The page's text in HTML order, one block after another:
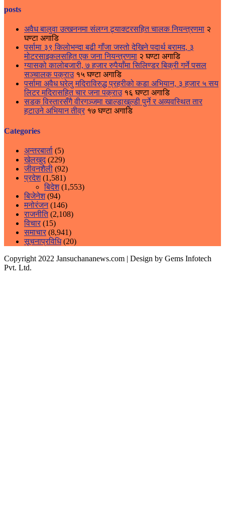
posts
अवैध बालुवा उत्खननमा संलग्न ट्र्याक्टरसहित चालक नियन्त्रणमा २
घण्टा अगाडि
पर्सामा ३९ किलोभन्दा बढी गाँजा जस्तो देखिने पदार्थ बरामद, ३
मोटरसाइकलसहित एक जना नियन्त्रणमा २ घण्टा अगाडि
ग्यासको कालोबजारी, ७ हजार रुपैयाँमा सिलिण्डर बिक्री गर्ने पसल
सञ्चालक पक्राउ १५ घण्टा अगाडि
पर्सामा अवैध घरेलु मदिराविरुद्ध प्रहरीको कडा अभियान, ३ हजार ५ सय
लिटर मदिरासहित चार जना पक्राउ १६ घण्टा अगाडि
सडक विस्तारसँगै वीरगञ्जमा खाल्डाखुल्डी पुर्ने र अव्यवस्थित तार
हटाउने अभियान तीव्र १७ घण्टा अगाडि
Categories
अन्तरबार्ता (5)
खेलखुद(229)
जीवनशैली (92)
प्रदेश(1,581)
बिदेश(1,553)
बिजेनेश(94)
मनोरंजन(146)
राजनीति(2,108)
विचार(15)
समाचार(8,941)
सूचनाप्रविधि(20)
Copyright 2022 Jansuchananews.com | Design by Gems Infotech
Pvt. Ltd.